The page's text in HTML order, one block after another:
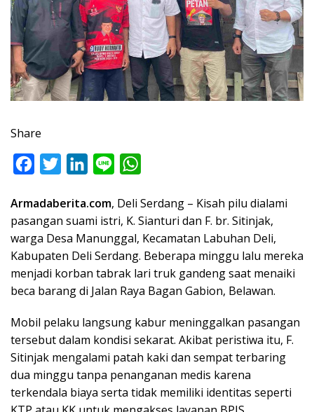
Share
c
e
b
o
o
i
t
t
e
r
n
k
e
d
n
e
a
t
s
A
p
Armadaberita.com, Deli Serdang – Kisah pilu dialami
pasangan suami istri, K. Sianturi dan F. br. Sitinjak,
warga Desa Manunggal, Kecamatan Labuhan Deli,
Kabupaten Deli Serdang. Beberapa minggu lalu mereka
menjadi korban tabrak lari truk gandeng saat menaiki
beca barang di Jalan Raya Bagan Gabion, Belawan.
Mobil pelaku langsung kabur meninggalkan pasangan
tersebut dalam kondisi sekarat. Akibat peristiwa itu, F.
Sitinjak mengalami patah kaki dan sempat terbaring
dua minggu tanpa penanganan medis karena
terkendala biaya serta tidak memiliki identitas seperti